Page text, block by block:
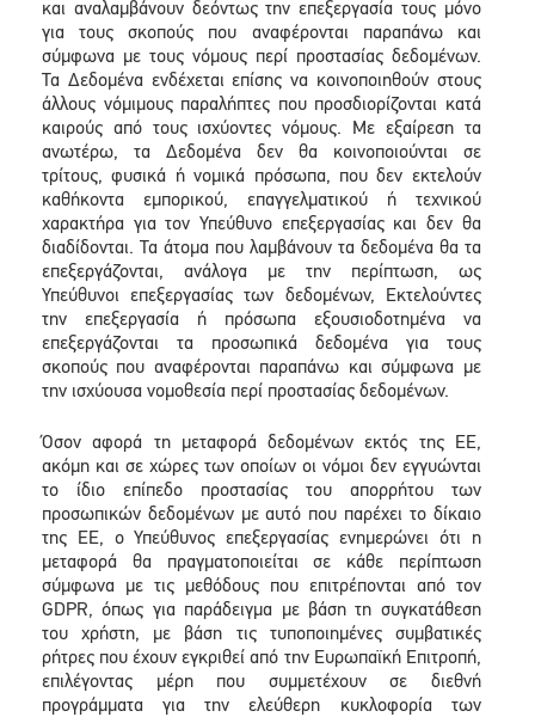
και αναλαμβάνουν δεόντως την επεξεργασία τους μόνο
για τους σκοπούς που αναφέρονται παραπάνω και
σύμφωνα με τους νόμους περί προστασίας δεδομένων.
Τα Δεδομένα ενδέχεται επίσης να κοινοποιηθούν στους
άλλους νόμιμους παραλήπτες που προσδιορίζονται κατά
καιρούς από τους ισχύοντες νόμους. Με εξαίρεση τα
ανωτέρω, τα Δεδομένα δεν θα κοινοποιούνται σε
τρίτους, φυσικά ή νομικά πρόσωπα, που δεν εκτελούν
καθήκοντα εμπορικού, επαγγελματικού ή τεχνικού
χαρακτήρα για τον Υπεύθυνο επεξεργασίας και δεν θα
διαδίδονται. Τα άτομα που λαμβάνουν τα δεδομένα θα τα
επεξεργάζονται, ανάλογα με την περίπτωση, ως
Υπεύθυνοι επεξεργασίας των δεδομένων, Εκτελούντες
την επεξεργασία ή πρόσωπα εξουσιοδοτημένα να
επεξεργάζονται τα προσωπικά δεδομένα για τους
σκοπούς που αναφέρονται παραπάνω και σύμφωνα με
την ισχύουσα νομοθεσία περί προστασίας δεδομένων.
Όσον αφορά τη μεταφορά δεδομένων εκτός της ΕΕ,
ακόμη και σε χώρες των οποίων οι νόμοι δεν εγγυώνται
το ίδιο επίπεδο προστασίας του απορρήτου των
προσωπικών δεδομένων με αυτό που παρέχει το δίκαιο
της ΕΕ, ο Υπεύθυνος επεξεργασίας ενημερώνει ότι η
μεταφορά θα πραγματοποιείται σε κάθε περίπτωση
σύμφωνα με τις μεθόδους που επιτρέπονται από τον
GDPR, όπως για παράδειγμα με βάση τη συγκατάθεση
του χρήστη, με βάση τις τυποποιημένες συμβατικές
ρήτρες που έχουν εγκριθεί από την Ευρωπαϊκή Επιτροπή,
επιλέγοντας μέρη που συμμετέχουν σε διεθνή
προγράμματα για την ελεύθερη κυκλοφορία των